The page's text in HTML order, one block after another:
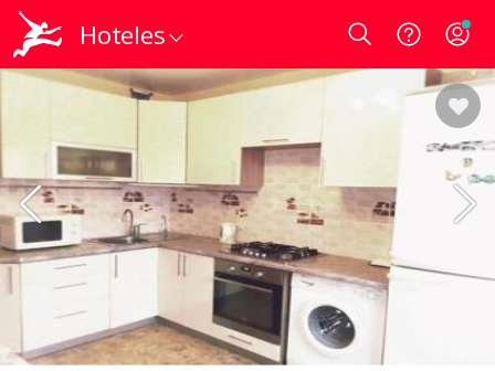
Hoteles Login